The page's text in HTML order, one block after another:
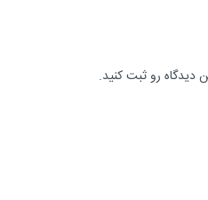
رو ثبت کنید.